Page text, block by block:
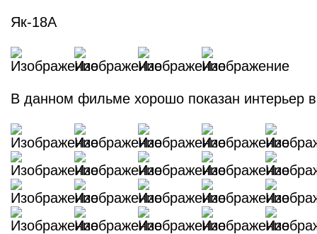
Як-18А
В данном фильме хорошо показан интерьер